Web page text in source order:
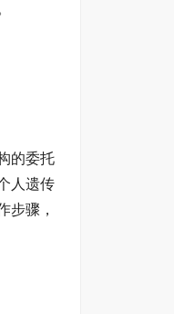
的委托
人遗传
步骤，